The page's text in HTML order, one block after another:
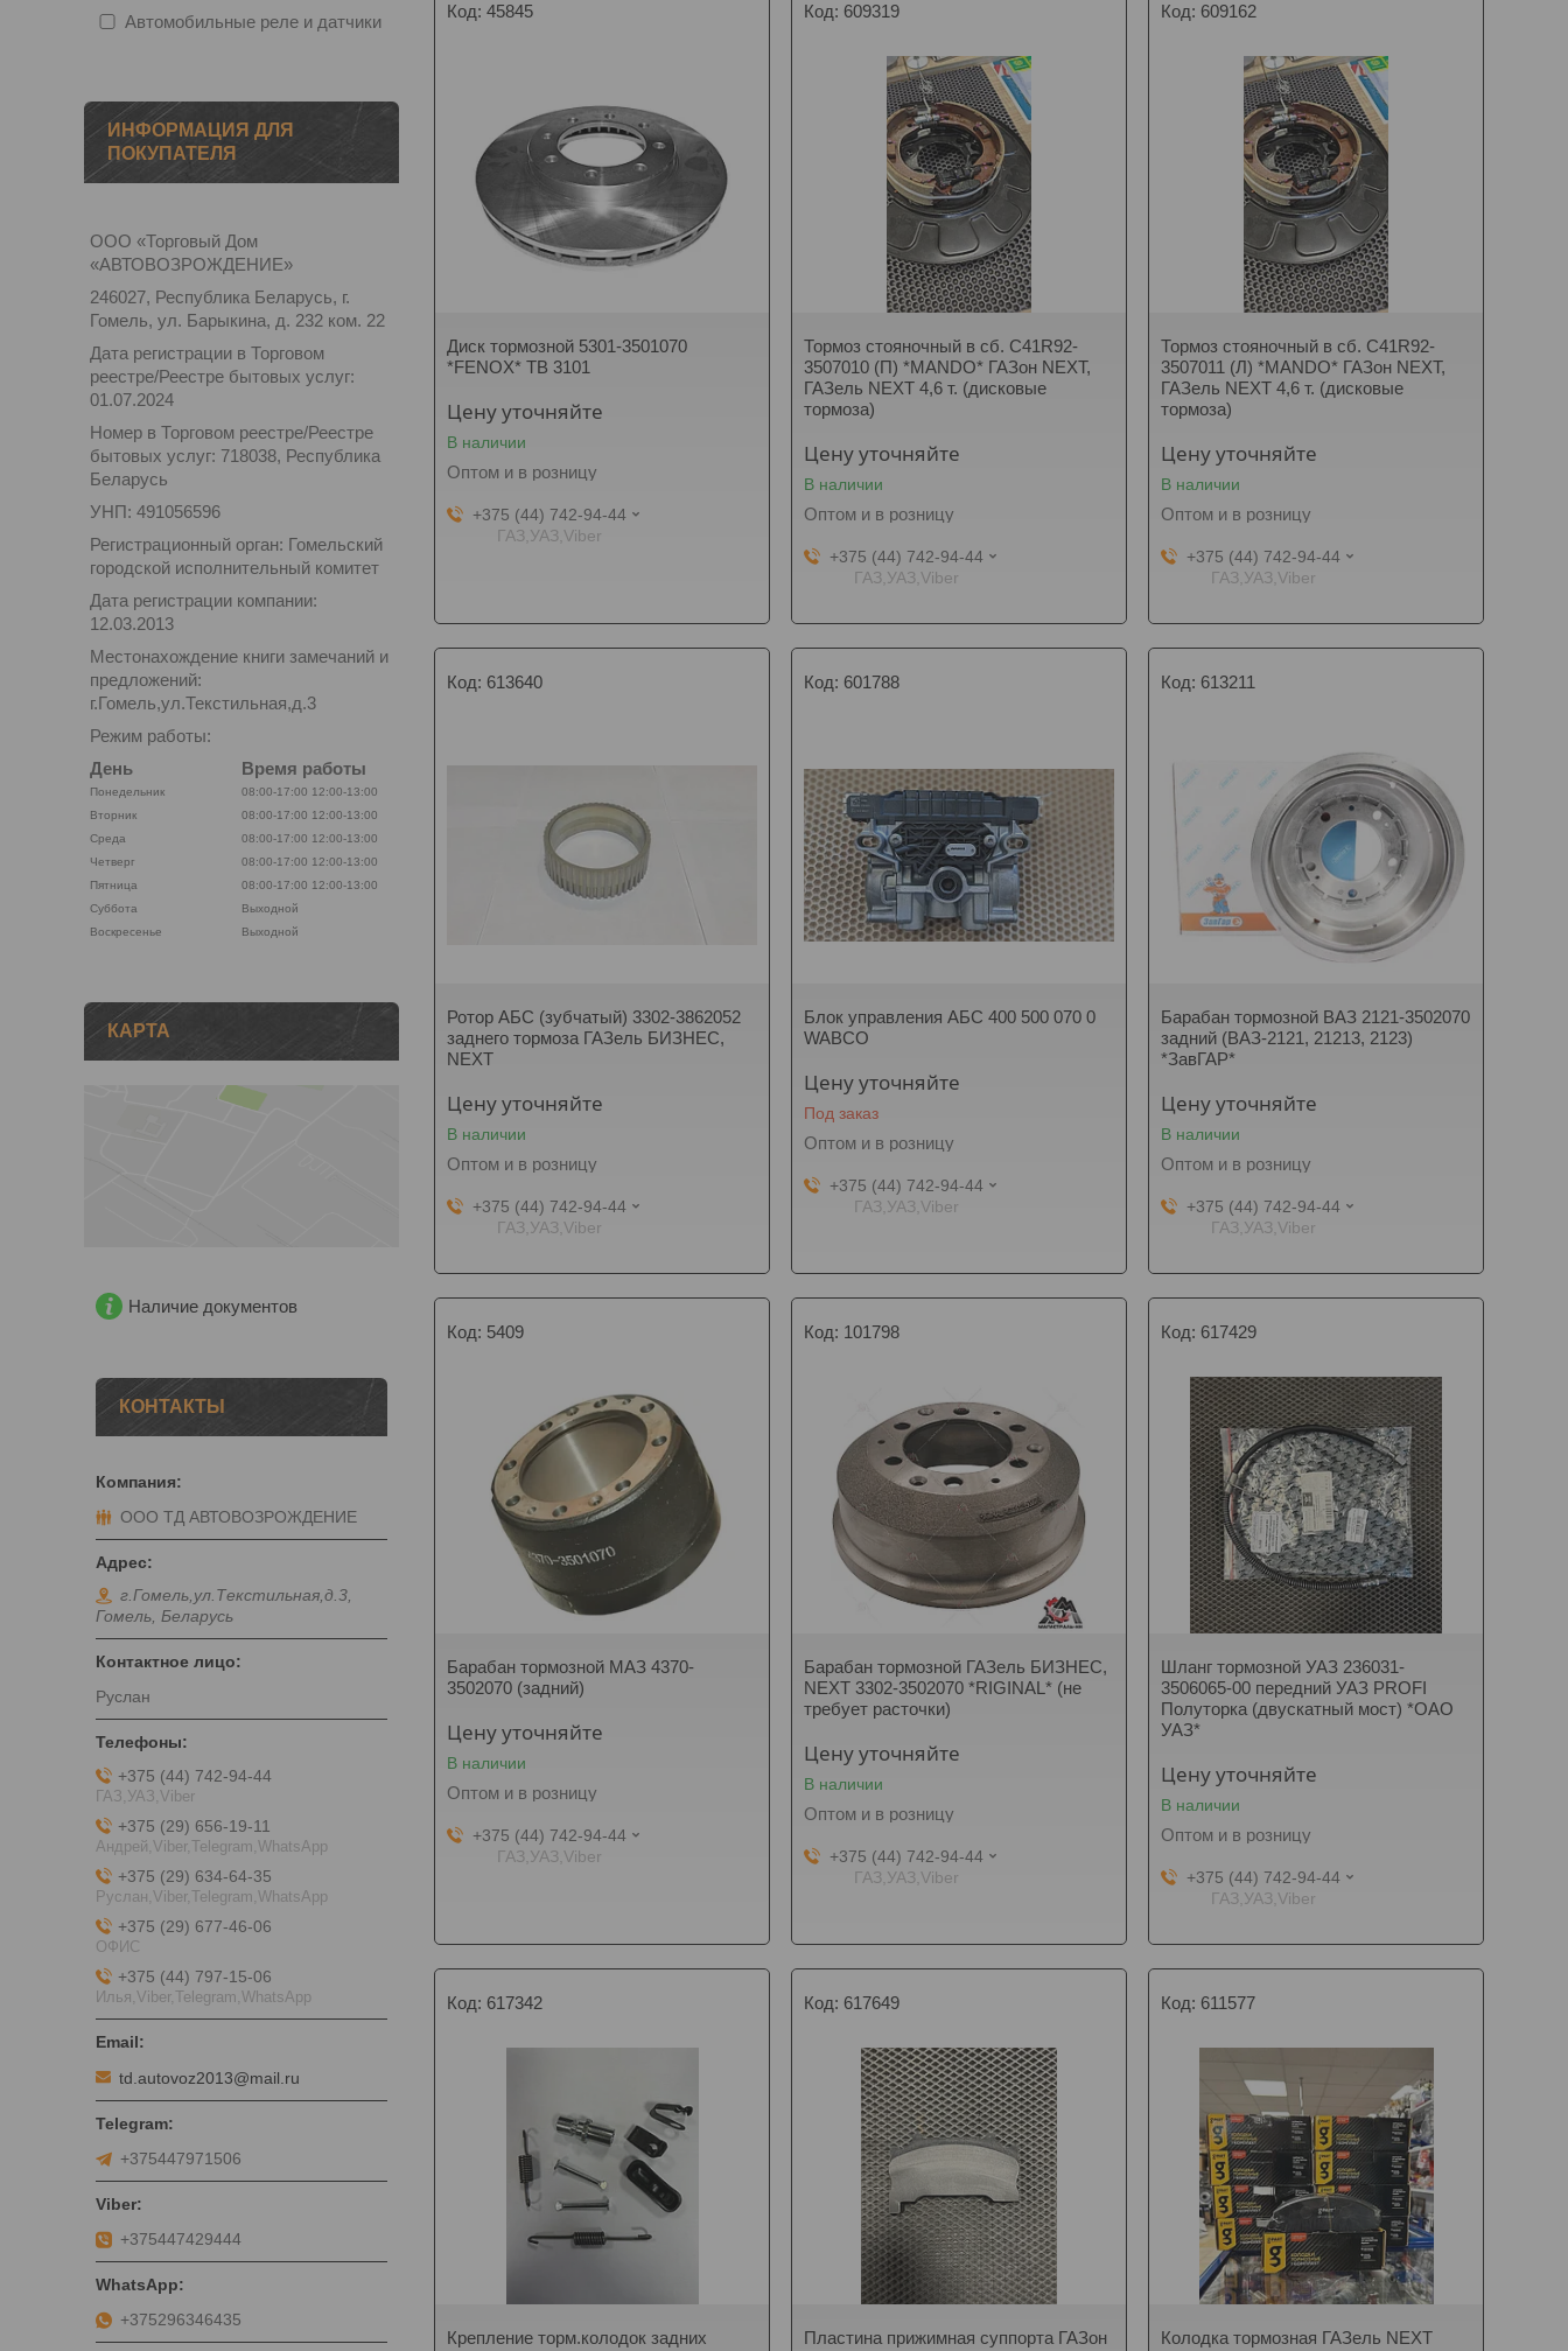
45845
Диск тормозной 5301-3501070
*FENOX* ТВ 3101
Цену уточняйте
В наличии
Оптом и в розницу
+375 (44) 742-94-44
ГАЗ,УАЗ,Viber
609319
Тормоз стояночный в сб. C41R92-
3507010 (П) *MANDO* ГАЗон NEXT,
ГАЗель NEXT 4,6 т. (дисковые
тормоза)
Цену уточняйте
В наличии
Оптом и в розницу
+375 (44) 742-94-44
ГАЗ,УАЗ,Viber
609162
Тормоз стояночный в сб. C41R92-
3507011 (Л) *MANDO* ГАЗон NEXT,
ГАЗель NEXT 4,6 т. (дисковые
тормоза)
Цену уточняйте
В наличии
Оптом и в розницу
+375 (44) 742-94-44
ГАЗ,УАЗ,Viber
613640
Ротор АБС (зубчатый) 3302-3862052
заднего тормоза ГАЗель БИЗНЕС,
NEXT
Цену уточняйте
В наличии
Оптом и в розницу
+375 (44) 742-94-44
ГАЗ,УАЗ,Viber
601788
Блок управления АБС 400 500 070 0
WABCO
Цену уточняйте
Под заказ
Оптом и в розницу
+375 (44) 742-94-44
ГАЗ,УАЗ,Viber
613211
Барабан тормозной ВАЗ 2121-3502070
задний (ВАЗ-2121, 21213, 2123)
*ЗавГАР*
Цену уточняйте
В наличии
Оптом и в розницу
+375 (44) 742-94-44
ГАЗ,УАЗ,Viber
5409
Барабан тормозной МАЗ 4370-
3502070 (задний)
Цену уточняйте
В наличии
Оптом и в розницу
+375 (44) 742-94-44
ГАЗ,УАЗ,Viber
101798
Барабан тормозной ГАЗель БИЗНЕС,
NEXT 3302-3502070 *RIGINAL* (не
требует расточки)
Цену уточняйте
В наличии
Оптом и в розницу
+375 (44) 742-94-44
ГАЗ,УАЗ,Viber
617429
Шланг тормозной УАЗ 236031-
3506065-00 передний УАЗ PROFI
Полуторка (двускатный мост) *ОАО
УАЗ*
Цену уточняйте
В наличии
Оптом и в розницу
+375 (44) 742-94-44
ГАЗ,УАЗ,Viber
617342
Крепление торм.колодок задних
617649
Пластина прижимная суппорта ГАЗон
611577
Колодка тормозная ГАЗель NEXT
Автомобильные реле и датчики
ИНФОРМАЦИЯ ДЛЯ
ПОКУПАТЕЛЯ
ООО «Торговый Дом
«АВТОВОЗРОЖДЕНИЕ»
246027, Республика Беларусь, г.
Гомель, ул. Барыкина, д. 232 ком. 22
Дата регистрации в Торговом
реестре/Реестре бытовых услуг:
01.07.2024
Номер в Торговом реестре/Реестре
бытовых услуг: 718038, Республика
Беларусь
УНП: 491056596
Регистрационный орган: Гомельский
городской исполнительный комитет
Дата регистрации компании:
12.03.2013
Местонахождение книги замечаний и
предложений:
г.Гомель,ул.Текстильная,д.3
Режим работы:
День
Время работы
Понедельник 08:00-17:00 12:00-13:00
Вторник
08:00-17:00 12:00-13:00
Среда
08:00-17:00 12:00-13:00
Четверг
08:00-17:00 12:00-13:00
Пятница
08:00-17:00 12:00-13:00
Суббота
Выходной
Воскресенье
Выходной
КАРТА
Наличие документов
КОНТАКТЫ
ООО ТД АВТОВОЗРОЖДЕНИЕ
г.Гомель,ул.Текстильная,д.3,
Гомель, Беларусь
Руслан
+375 (44) 742-94-44
ГАЗ,УАЗ,Viber
+375 (29) 656-19-11
Андрей,Viber,Telegram,WhatsApp
+375 (29) 634-64-35
Руслан,Viber,Telegram,WhatsApp
+375 (29) 677-46-06
ОФИС
+375 (44) 797-15-06
Илья,Viber,Telegram,WhatsApp
td.autovoz2013@mail.ru
+375447971506
+375447429444
+375296346435